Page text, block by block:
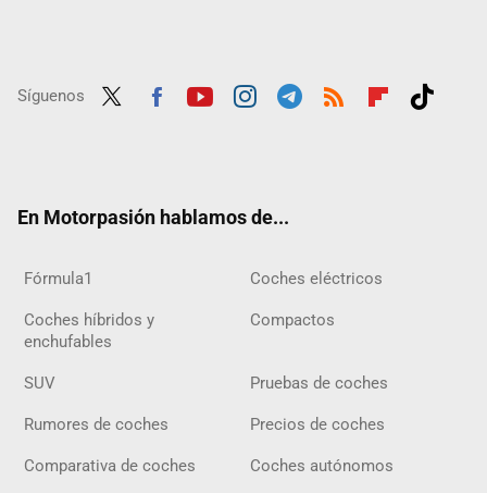
Síguenos
En Motorpasión hablamos de...
Fórmula1 Coches eléctricos
Coches híbridos y
enchufables
Compactos
SUV Pruebas de coches
Rumores de coches Precios de coches
Comparativa de coches Coches autónomos